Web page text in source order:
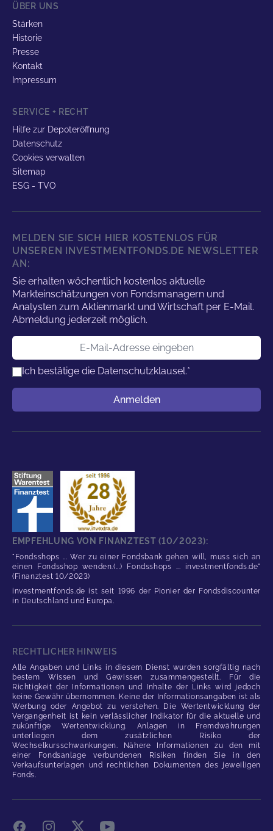
ÜBER UNS
Stärken
Historie
Presse
Kontakt
Impressum
SERVICE + RECHT
Hilfe zur Depoteröffnung
Datenschutz
Cookies verwalten
Sitemap
ESG - TVO
MELDEN SIE SICH HIER KOSTENLOS FÜR
UNSEREN INVESTMENTFONDS.DE NEWSLETTER
AN:
Sie erhalten wöchentlich kostenlos aktuelle
Markteinschätzungen von Fondsmanagern und
Analysten zum Aktienmarkt und Wirtschaft per E-Mail.
Abmeldung jederzeit möglich.
E-Mail-Adresse
Ich bestätige die Datenschutzklausel.*
Anmelden
EMPFEHLUNG VON FINANZTEST (10/2023):
"Fondsshops ... Wer zu einer Fondsbank gehen will, muss sich an
einen Fondsshop wenden.(...) Fondsshops ... investmentfonds.de"
(Finanztest 10/2023)
investmentfonds.de ist seit 1996 der Pionier der Fondsdiscounter
in Deutschland und Europa.
RECHTLICHER HINWEIS
Alle Angaben und Links in diesem Dienst wurden sorgfältig nach
bestem Wissen und Gewissen zusammengestellt. Für die
Richtigkeit der Informationen und Inhalte der Links wird jedoch
keine Gewähr übernommen. Keine der Informationsangaben ist als
Werbung oder Angebot zu verstehen. Die Wertentwicklung der
Vergangenheit ist kein verlässlicher Indikator für die aktuelle und
zukünftige Wertentwicklung. Anlagen in Fremdwährungen
unterliegen dem zusätzlichen Risiko der
Wechselkursschwankungen. Nähere Informationen zu den mit
einer Fondsanlage verbundenen Risiken finden Sie in den
Verkaufsunterlagen und rechtlichen Dokumenten des jeweiligen
Fonds.
FacebookInstagram
X YouTube